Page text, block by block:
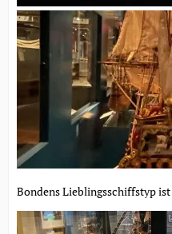
Bondens Lieblingsschiffstyp ist